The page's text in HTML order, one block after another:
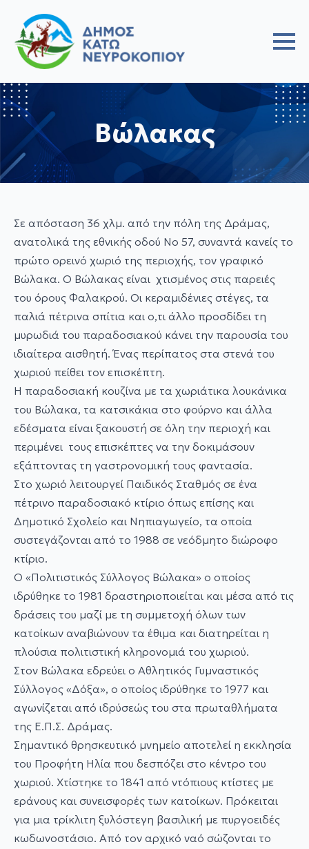
Βώλακας
Σε απόσταση 36 χλμ. από την πόλη της Δράμας,
ανατολικά της εθνικής οδού Νο 57, συναντά κανείς το
πρώτο ορεινό χωριό της περιοχής, τον γραφικό
Βώλακα. Ο Βώλακας είναι χτισμένος στις παρειές
του όρους Φαλακρού. Οι κεραμιδένιες στέγες, τα
παλιά πέτρινα σπίτια και o,τι άλλο προσδίδει τη
μυρωδιά του παραδοσιακού κάνει την παρουσία του
ιδιαίτερα αισθητή. Ένας περίπατος στα στενά του
χωριού πείθει τον επισκέπτη.
Η παραδοσιακή κουζίνα με τα χωριάτικα λουκάνικα
του Βώλακα, τα κατσικάκια στο φούρνο και άλλα
εδέσματα είναι ξακουστή σε όλη την περιοχή και
περιμένει τους επισκέπτες να την δοκιμάσουν
εξάπτοντας τη γαστρονομική τους φαντασία.
Στο χωριό λειτουργεί Παιδικός Σταθμός σε ένα
πέτρινο παραδοσιακό κτίριο όπως επίσης και
Δημοτικό Σχολείο και Νηπιαγωγείο, τα οποία
συστεγάζονται από το 1988 σε νεόδμητο διώροφο
κτίριο.
Ο «Πολιτιστικός Σύλλογος Βώλακα» ο οποίος
ιδρύθηκε το 1981 δραστηριοποιείται και μέσα από τις
δράσεις του μαζί με τη συμμετοχή όλων των
κατοίκων αναβιώνουν τα έθιμα και διατηρείται η
πλούσια πολιτιστική κληρονομιά του χωριού.
Στον Βώλακα εδρεύει ο Αθλητικός Γυμναστικός
Σύλλογος «Δόξα», ο οποίος ιδρύθηκε το 1977 και
αγωνίζεται από ιδρύσεώς του στα πρωταθλήματα
της Ε.Π.Σ. Δράμας.
Σημαντικό θρησκευτικό μνημείο αποτελεί η εκκλησία
του Προφήτη Ηλία που δεσπόζει στο κέντρο του
χωριού. Χτίστηκε το 1841 από ντόπιους κτίστες με
εράνους και συνεισφορές των κατοίκων. Πρόκειται
για μια τρίκλιτη ξυλόστεγη βασιλική με πυργοειδές
κωδωνοστάσιο. Από τον αρχικό ναό σώζονται το